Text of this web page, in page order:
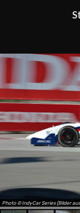
Photo © IndyCar Series (Bilder